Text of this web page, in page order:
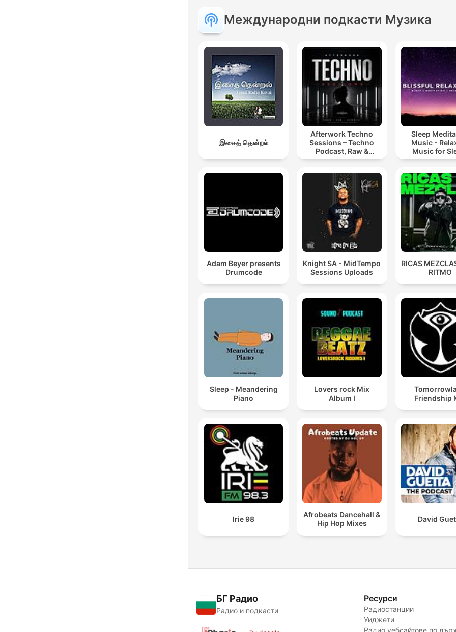
Международни подкасти Музика
இசைத் தென்றல்
Afterwork Techno
Sessions – Techno
Podcast, Raw &
Hypnotic Techno
Sleep
Music -
Music for
Adam Beyer presents
Drumcode
Knight SA - MidTempo
Sessions Uploads
RICAS
RITMO
Sleep - Meandering
Piano
Lovers rock Mix
Album I
Friendship
Irie 98
Afrobeats Dancehall &
Hip Hop Mixes
David
БГ Радио
Радио и подкасти
Ресурси
Радиостанции
Уиджети
Радио уебсайтове по